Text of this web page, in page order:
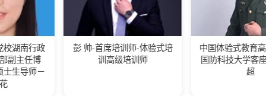
政
－
彭 帅-首席培训师-体验式培
训高级培训师
中国体验式教育高级培训
国防科技大学客座教练王